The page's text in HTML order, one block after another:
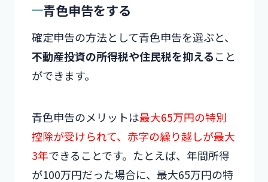
青色申告をする
確定申告の方法として青色申告を選ぶと、
不動産投資の所得税や住民税を抑えること
ができます。
青色申告のメリットは最大65万円の特別
控除が受けられて、赤字の繰り越しが最大
3年できることです。たとえば、年間所得
が100万円だった場合に、最大65万円の特